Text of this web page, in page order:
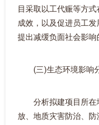
目采取以工代赈等方
成效，以及促进员工
提出减缓负面社会影响
(三)生态环境影响
分析拟建项目所
放、地质灾害防治、